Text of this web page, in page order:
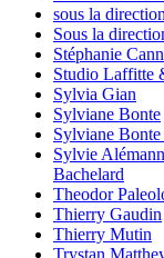
sous la
Sous la
Stéphanie
Studio Laffitte
Sylvia Gian
Sylviane Bonte
Sylviane
Sylvie
Bachelard
Theodor
Thierry Gaudin
Thierry Mutin